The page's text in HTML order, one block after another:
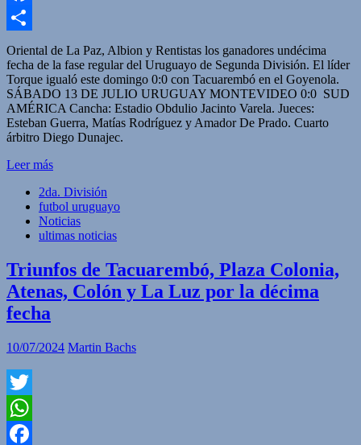
Facebook
Compartir
Oriental de La Paz, Albion y Rentistas los ganadores undécima
fecha de la fase regular del Uruguayo de Segunda División. El líder
Torque igualó este domingo 0:0 con Tacuarembó en el Goyenola.
SÁBADO 13 DE JULIO URUGUAY MONTEVIDEO 0:0 SUD
AMÉRICA Cancha: Estadio Obdulio Jacinto Varela. Jueces:
Esteban Guerra, Matías Rodríguez y Amador De Prado. Cuarto
árbitro Diego Dunajec.
Leer más
2da. División
futbol uruguayo
Noticias
ultimas noticias
Triunfos de Tacuarembó, Plaza Colonia,
Atenas, Colón y La Luz por la décima
fecha
10/07/2024 Martin Bachs
Twitter
WhatsApp